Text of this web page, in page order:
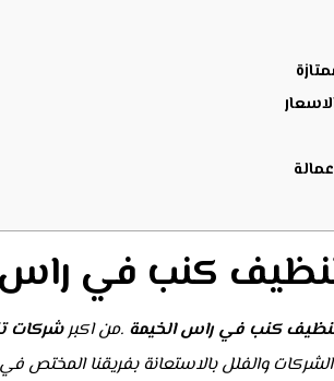
كنب في راس
كنب فيراس الخيمة .من اكبرشركات
والشركات والفلل بالاستعانة بفريقنا